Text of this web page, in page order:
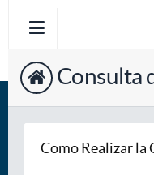
Consulta
Como Realizar la